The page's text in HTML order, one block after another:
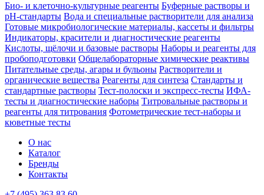
Био- и клеточно-культурные реагенты Буферные растворы и
pH-стандарты Вода и специальные растворители для анализа
Готовые микробиологические материалы, кассеты и фильтры
Индикаторы, красители и диагностические реагенты
Кислоты, щёлочи и базовые растворы Наборы и реагенты для
пробоподготовки Общелабораторные химические реактивы
Питательные среды, агары и бульоны Растворители и
органические вещества Реагенты для синтеза Стандарты и
стандартные растворы Тест-полоски и экспресс-тесты ИФА-
тесты и диагностические наборы Титровальные растворы и
реагенты для титрования Фотометрические тест-наборы и
кюветные тесты
О нас
Каталог
Бренды
Контакты